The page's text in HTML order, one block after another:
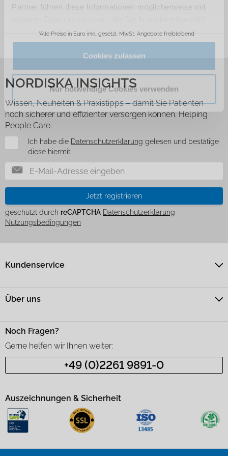
Partner führen diese Informationen möglicherweise mit
haben oder die sie im Rahmen Ihrer Nutzung der Dienste
gesammelt haben.
Cookies zulassen
Nur notwendige Cookies verwenden
*Alle Preise in Euro inkl. gesetzl. MwSt. Angebote freibleibend
NORDISKA INSIGHTS
Wissen, Neuheiten & Praxistipps – damit Sie Patienten
noch sicherer und effizienter versorgen können. Helping
People Care.
NewsletterIch habe die Datenschutzerklärung gelesen und bestätige
diese hiermit.
Jetzt registrieren
geschützt durch reCAPTCHA Datenschutzerklärung -
Nutzungsbedingungen
Kundenservice
Noch Fragen?
Gerne helfen wir Ihnen weiter:
+49 (0)2261 9891-0
Über uns
Auszeichnungen & Sicherheit